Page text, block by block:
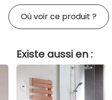
Où voir ce produit ?
Existe aussi en :